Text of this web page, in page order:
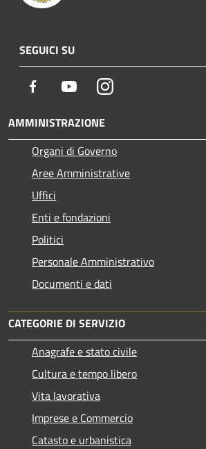
SEGUICI SU
Facebook YoutubeInstagram
AMMINISTRAZIONE
Organi di Governo
Aree Amministrative
Uffici
Enti e fondazioni
Politici
Personale Amministrativo
Documenti e dati
CATEGORIE DI SERVIZIO
Anagrafe e stato civile
Cultura e tempo libero
Vita lavorativa
Imprese e Commercio
Catasto e urbanistica